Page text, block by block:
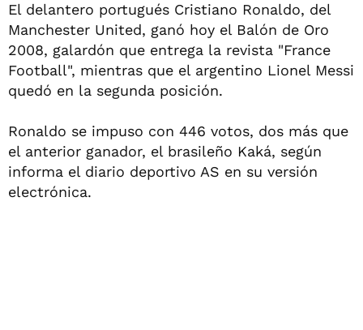
El delantero portugués Cristiano Ronaldo, del
Manchester United, ganó hoy el Balón de Oro
2008, galardón que entrega la revista "France
Football", mientras que el argentino Lionel Messi
quedó en la segunda posición.
Ronaldo se impuso con 446 votos, dos más que
el anterior ganador, el brasileño Kaká, según
informa el diario deportivo AS en su versión
electrónica.